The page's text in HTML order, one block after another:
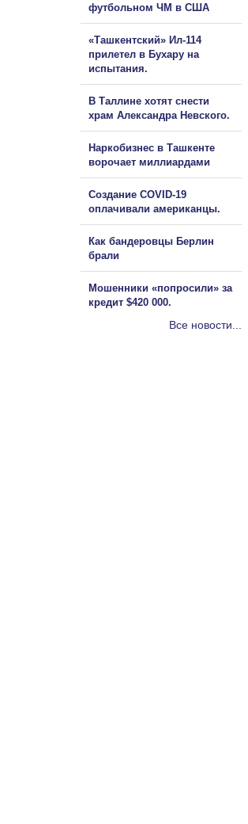
футбольном ЧМ в США
«Ташкентский» Ил-114
прилетел в Бухару на
испытания.
В Таллине хотят снести
храм Александра Невского.
Наркобизнес в Ташкенте
ворочает миллиардами
Создание COVID-19
оплачивали американцы.
Как бандеровцы Берлин
брали
Мошенники «попросили» за
кредит $420 000.
Все новости...